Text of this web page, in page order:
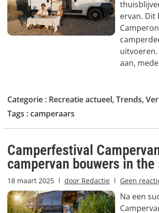
ervan. Dit
aan,
Categorie : Recreatie actueel,Trends,
Tags :camperaars
Camperfestival
campervan bouwers in
18 maart 2025 door Redactie Geen
Na een